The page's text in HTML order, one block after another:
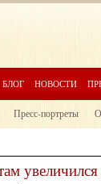
БЛОГ НОВОСТИ
Пресс-портреты
увеличился